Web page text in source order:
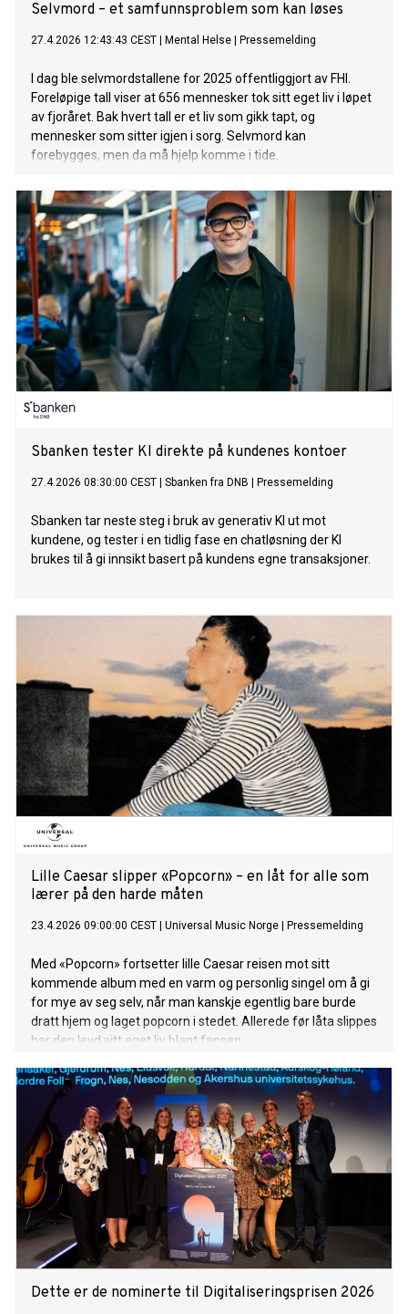
Selvmord – et samfunnsproblem som kan løses
27.4.2026 12:43:43 CEST Mental Helse Pressemelding
I dag ble selvmordstallene for 2025 offentliggjort av FHI.
Foreløpige tall viser at 656 mennesker tok sitt eget liv i løpet
av fjoråret. Bak hvert tall er et liv som gikk tapt, og
mennesker som sitter igjen i sorg. Selvmord kan
forebygges, men da må hjelp komme i tide.
Sbanken tester KI direkte på kundenes kontoer
27.4.2026 08:30:00 CEST Sbanken fra DNB Pressemelding
Sbanken tar neste steg i bruk av generativ KI ut mot
kundene, og tester i en tidlig fase en chatløsning der KI
brukes til å gi innsikt basert på kundens egne transaksjoner.
Lille Caesar slipper «Popcorn» – en låt for alle som
lærer på den harde måten
23.4.2026 09:00:00 CEST Universal Music Norge Pressemelding
Med «Popcorn» fortsetter lille Caesar reisen mot sitt
kommende album med en varm og personlig singel om å gi
for mye av seg selv, når man kanskje egentlig bare burde
dratt hjem og laget popcorn i stedet. Allerede før låta slippes
har den levd sitt eget liv blant fansen.
Dette er de nominerte til Digitaliseringsprisen 2026